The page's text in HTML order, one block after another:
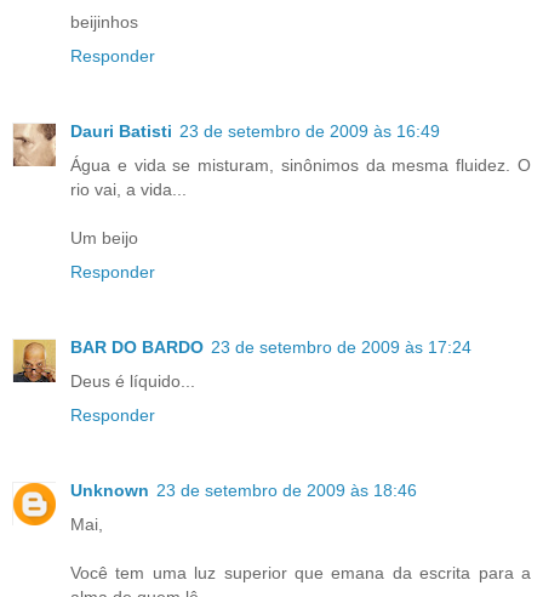
beijinhos
Responder
Dauri Batisti 23 de setembro de 2009 às 16:49
Água e vida se misturam, sinônimos da mesma fluidez. O
rio vai, a vida...
Um beijo
Responder
BAR DO BARDO 23 de setembro de 2009 às 17:24
Deus é líquido...
Responder
Unknown 23 de setembro de 2009 às 18:46
Mai,
Você tem uma luz superior que emana da escrita para a